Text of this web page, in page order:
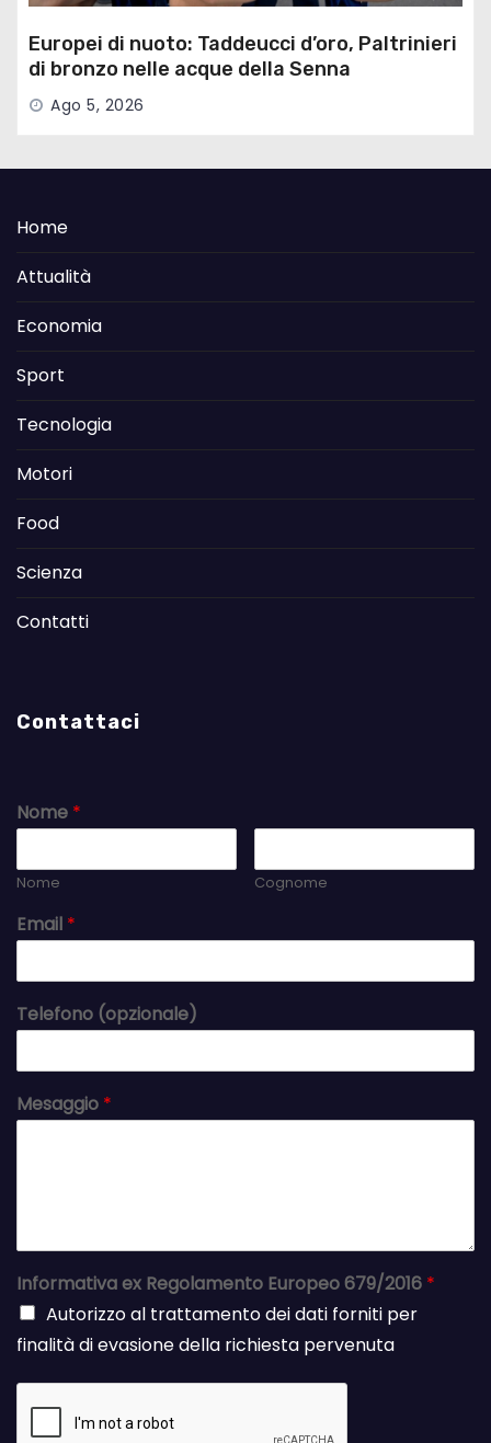
Europei di nuoto: Taddeucci d’oro, Paltrinieri
di bronzo nelle acque della Senna
Ago 5, 2026
Home
Attualità
Economia
Sport
Tecnologia
Motori
Food
Scienza
Contatti
Contattaci
Nome *
Nome Cognome
Email *
Telefono (opzionale)
Mesaggio *
Informativa ex Regolamento Europeo 679/2016 *
Autorizzo al trattamento dei dati forniti per
finalità di evasione della richiesta pervenuta